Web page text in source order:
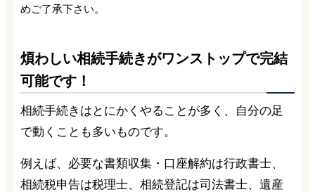
めご了承下さい。
煩わしい相続手続きがワンストップで完結
可能です！
相続手続きはとにかくやることが多く、自分の足
で動くことも多いものです。
例えば、必要な書類収集・口座解約は行政書士、
相続税申告は税理士、相続登記は司法書士、遺産